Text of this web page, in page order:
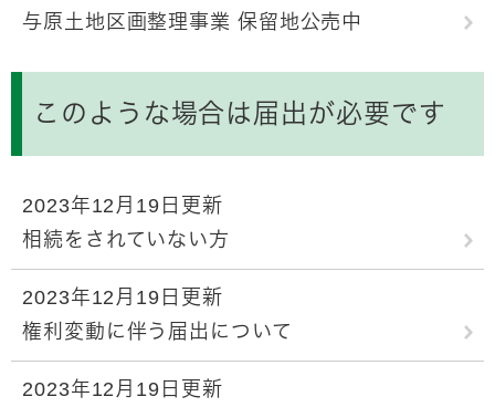
与原土地区画整理事業 保留地公売中
このような場合は届出が必要です
2023年12月19日更新
相続をされていない方
2023年12月19日更新
権利変動に伴う届出について
2023年12月19日更新